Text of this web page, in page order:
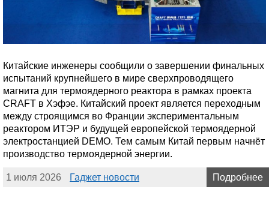
Китайские инженеры сообщили о завершении финальных
испытаний крупнейшего в мире сверхпроводящего
магнита для термоядерного реактора в рамках проекта
CRAFT в Хэфэе. Китайский проект является переходным
между строящимся во Франции экспериментальным
реактором ИТЭР и будущей европейской термоядерной
электростанцией DEMO. Тем самым Китай первым начнёт
производство термоядерной энергии.
1 июля 2026 Гаджет новости Подробнее